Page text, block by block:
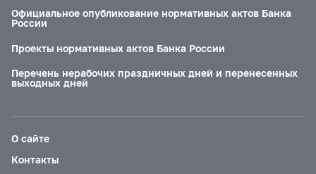
Официальное опубликование нормативных актов Банка
России
Проекты нормативных актов Банка России
Перечень нерабочих праздничных дней и перенесенных
выходных дней
О сайте
Контакты